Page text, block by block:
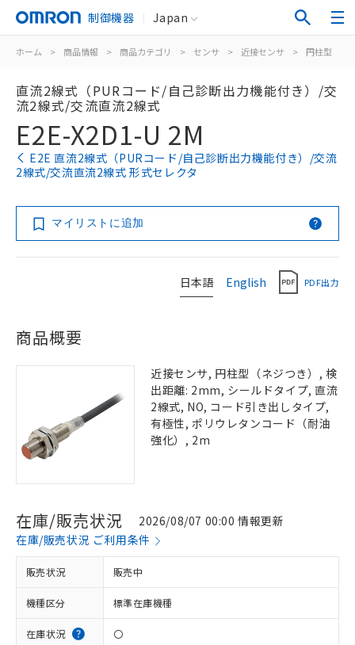
制御機器 Japan
ホーム > 商品情報 > 商品カテゴリ > センサ > 近接センサ > 円柱型
直流2線式（PURコード/自己診断出力機能付き）/交
流2線式/交流直流2線式
E2E-X2D1-U 2M
E2E 直流2線式（PURコード/自己診断出力機能付き）/交流
2線式/交流直流2線式 形式セレクタ
マイリストに追加
日本語 English PDF出力
商品概要
近接センサ, 円柱型（ネジつき）, 検
出距離: 2mm, シールドタイプ, 直流
2線式, NO, コード引き出しタイプ,
有極性, ポリウレタンコード（耐油
強化）, 2m
在庫/販売状況
2026/08/07 00:00 情報更新
在庫/販売状況 ご利用条件
販売状況 販売中
機種区分 標準在庫機種
在庫状況 〇